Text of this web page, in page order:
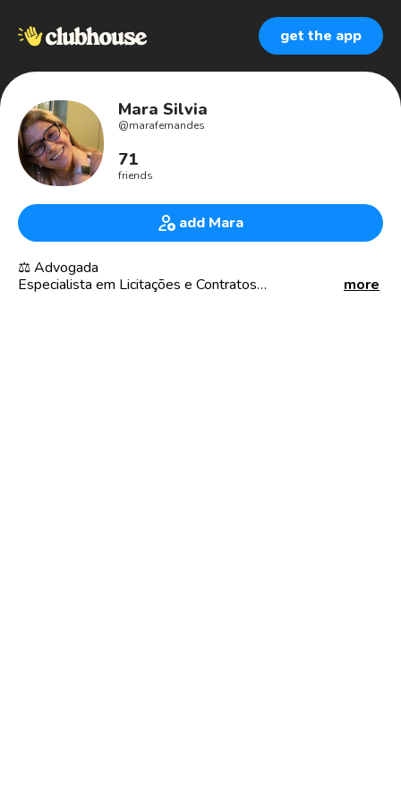
get the app
Mara Silvia
@marafernandes
71
friends
add Mara
⚖️ Advogada
Especialista em Licitações e Contratos
more